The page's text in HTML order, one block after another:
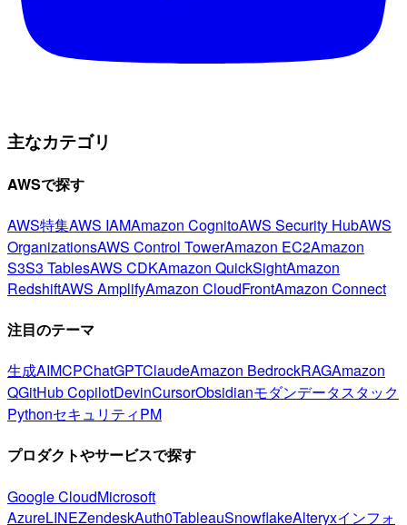
主なカテゴリ
AWSで探す
AWS特集AWS IAMAmazon CognitoAWS Security HubAWS
OrganizationsAWS Control TowerAmazon EC2Amazon
S3S3 TablesAWS CDKAmazon QuickSightAmazon
RedshiftAWS AmplifyAmazon CloudFrontAmazon Connect
注目のテーマ
生成AIMCPChatGPTClaudeAmazon BedrockRAGAmazon
QGitHub CopilotDevinCursorObsidianモダンデータスタック
PythonセキュリティPM
プロダクトやサービスで探す
Google CloudMicrosoft
AzureLINEZendeskAuth0TableauSnowflakeAlteryxインフォ